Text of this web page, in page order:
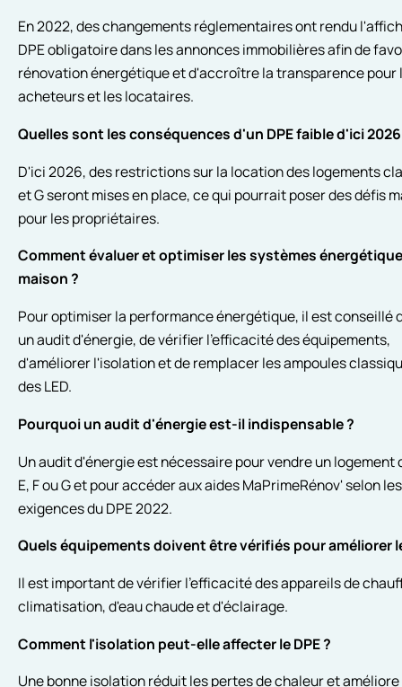
En 2022, des changements réglementaires ont rendu
DPE obligatoire dans les annonces immobilières afin de
rénovation énergétique et d'accroître la transparence pour
acheteurs et les locataires.
Quelles sont les conséquences d'un DPE faible d'ici
D'ici 2026, des restrictions sur la location des logements
et G seront mises en place, ce qui pourrait poser des défis
pour les propriétaires.
Comment évaluer et optimiser les systèmes
maison ?
Pour optimiser la performance énergétique, il est conseillé
un audit d'énergie, de vérifier l'efficacité des équipements,
d'améliorer l'isolation et de remplacer les ampoules
des LED.
Pourquoi un audit d'énergie est-il indispensable ?
Un audit d'énergie est nécessaire pour vendre un logement
E, F ou G et pour accéder aux aides MaPrimeRénov' selon les
exigences du DPE 2022.
Quels équipements doivent être vérifiés pour améliorer
Il est important de vérifier l'efficacité des appareils de
climatisation, d'eau chaude et d'éclairage.
Comment l'isolation peut-elle affecter le DPE ?
Une bonne isolation réduit les pertes de chaleur et améliore